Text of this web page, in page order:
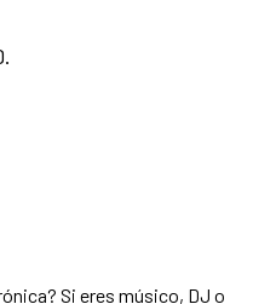
Si eres músico, DJ o